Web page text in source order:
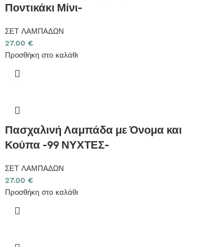
Ποντικάκι Μίνι-
ΣΕΤ ΛΑΜΠΑΔΩΝ
27.00 €
Προσθήκη στο καλάθι
Πασχαλινή Λαμπάδα με Όνομα και
Κούπα -99 ΝΥΧΤΕΣ-
ΣΕΤ ΛΑΜΠΑΔΩΝ
27.00 €
Προσθήκη στο καλάθι